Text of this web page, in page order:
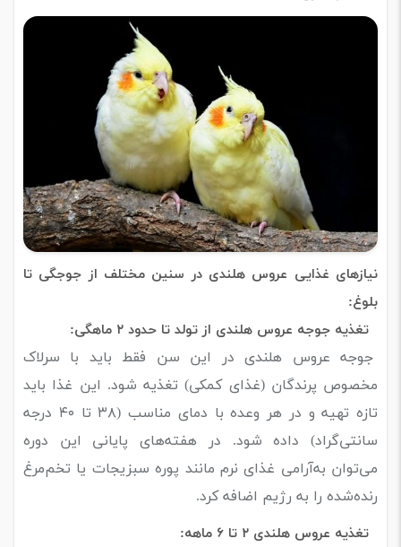
نیازهای غذایی عروس هلندی در سنین مختلف از جوجگی تا
بلوغ:
تغذیه جوجه عروس هلندی از تولد تا حدود ۲ ماهگی:
جوجه عروس هلندی در این سن فقط باید با سرلاک
مخصوص پرندگان (غذای کمکی) تغذیه شود. این غذا باید
تازه تهیه و در هر وعده با دمای مناسب (۳۸ تا ۴۰ درجه
سانتی‌گراد) داده شود. در هفته‌های پایانی این دوره
می‌توان به‌آرامی غذای نرم مانند پوره سبزیجات یا تخم‌مرغ
رنده‌شده را به رژیم اضافه کرد.
تغذیه عروس هلندی ۲ تا ۶ ماهه: